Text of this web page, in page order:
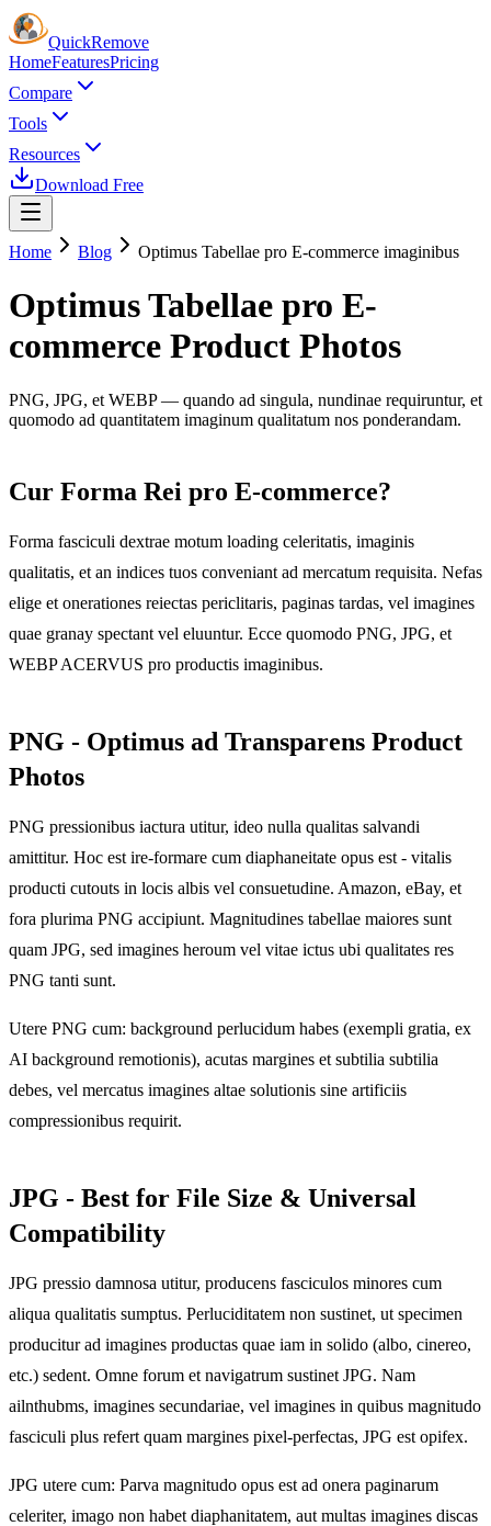
QuickRemove
HomeFeaturesPricing
Compare
Tools
Resources
Download Free
Home Blog Optimus Tabellae pro E-commerce imaginibus
Optimus Tabellae pro E-
commerce Product Photos
PNG, JPG, et WEBP — quando ad singula, nundinae requiruntur, et
quomodo ad quantitatem imaginum qualitatum nos ponderandam.
Cur Forma Rei pro E-commerce?
Forma fasciculi dextrae motum loading celeritatis, imaginis
qualitatis, et an indices tuos conveniant ad mercatum requisita. Nefas
elige et onerationes reiectas periclitaris, paginas tardas, vel imagines
quae granay spectant vel eluuntur. Ecce quomodo PNG, JPG, et
WEBP ACERVUS pro productis imaginibus.
PNG - Optimus ad Transparens Product
Photos
PNG pressionibus iactura utitur, ideo nulla qualitas salvandi
amittitur. Hoc est ire-formare cum diaphaneitate opus est - vitalis
producti cutouts in locis albis vel consuetudine. Amazon, eBay, et
fora plurima PNG accipiunt. Magnitudines tabellae maiores sunt
quam JPG, sed imagines heroum vel vitae ictus ubi qualitates res
PNG tanti sunt.
Utere PNG cum: background perlucidum habes (exempli gratia, ex
AI background remotionis), acutas margines et subtilia subtilia
debes, vel mercatus imagines altae solutionis sine artificiis
compressionibus requirit.
JPG - Best for File Size & Universal
Compatibility
JPG pressio damnosa utitur, producens fasciculos minores cum
aliqua qualitatis sumptus. Perluciditatem non sustinet, ut specimen
producitur ad imagines productas quae iam in solido (albo, cinereo,
etc.) sedent. Omne forum et navigatrum sustinet JPG. Nam
ailnthubms, imagines secundariae, vel imagines in quibus magnitudo
fasciculi plus refert quam margines pixel-perfectas, JPG est opifex.
JPG utere cum: Parva magnitudo opus est ad onera paginarum
celeriter, imago non habet diaphanitatem, aut multas imagines discas